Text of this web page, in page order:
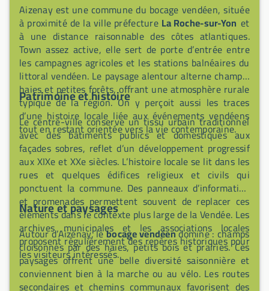
Aizenay est une commune du bocage vendéen, située
à proximité de la ville préfecture La Roche-sur-Yon et
à une distance raisonnable des côtes atlantiques.
Town assez active, elle sert de porte d’entrée entre
les campagnes agricoles et les stations balnéaires du
littoral vendéen. Le paysage alentour alterne champs,
haies et petites forêts, offrant une atmosphère rurale
typique de la région. On y perçoit aussi les traces
d’une histoire locale liée aux événements vendéens
tout en restant orientée vers la vie contemporaine.
Patrimoine et histoire
Le centre-ville conserve un tissu urbain traditionnel
avec des bâtiments publics et domestiques aux
façades sobres, reflet d’un développement progressif
aux XIXe et XXe siècles. L’histoire locale se lit dans les
rues et quelques édifices religieux et civils qui
ponctuent la commune. Des panneaux d’information
et promenades permettent souvent de replacer ces
éléments dans le contexte plus large de la Vendée. Les
archives municipales et les associations locales
proposent régulièrement des repères historiques pour
les visiteurs intéressés.
Nature et paysages
Autour d’Aizenay, lebocage vendéendomine : champs
cloisonnés par des haies, petits bois et prairies. Ces
paysages offrent une belle diversité saisonnière et
conviennent bien à la marche ou au vélo. Les routes
secondaires et chemins communaux favorisent des